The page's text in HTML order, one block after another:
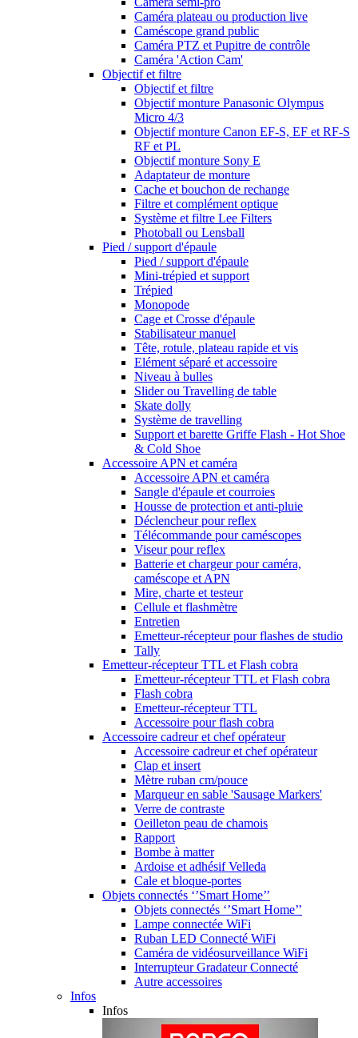
Caméra plateau ou production live
Caméscope grand public
Caméra PTZ et Pupitre de contrôle
Caméra 'Action Cam'
Objectif et filtre
Objectif et filtre
Objectif monture Panasonic Olympus
Micro 4/3
Objectif monture Canon EF-S, EF et RF-S
RF et PL
Objectif monture Sony E
Adaptateur de monture
Cache et bouchon de rechange
Filtre et complément optique
Système et filtre Lee Filters
Photoball ou Lensball
Pied / support d'épaule
Pied / support d'épaule
Mini-trépied et support
Trépied
Monopode
Cage et Crosse d'épaule
Stabilisateur manuel
Tête, rotule, plateau rapide et vis
Elément séparé et accessoire
Niveau à bulles
Slider ou Travelling de table
Skate dolly
Système de travelling
Support et barette Griffe Flash - Hot Shoe
& Cold Shoe
Accessoire APN et caméra
Accessoire APN et caméra
Sangle d'épaule et courroies
Housse de protection et anti-pluie
Déclencheur pour reflex
Télécommande pour caméscopes
Viseur pour reflex
Batterie et chargeur pour caméra,
caméscope et APN
Mire, charte et testeur
Cellule et flashmètre
Entretien
Emetteur-récepteur pour flashes de studio
Tally
Emetteur-récepteur TTL et Flash cobra
Emetteur-récepteur TTL et Flash cobra
Flash cobra
Emetteur-récepteur TTL
Accessoire pour flash cobra
Accessoire cadreur et chef opérateur
Accessoire cadreur et chef opérateur
Clap et insert
Mètre ruban cm/pouce
Marqueur en sable 'Sausage Markers'
Verre de contraste
Oeilleton peau de chamois
Rapport
Bombe à matter
Ardoise et adhésif Velleda
Cale et bloque-portes
Objets connectés ‘’Smart Home’’
Objets connectés ‘’Smart Home’’
Lampe connectée WiFi
Ruban LED Connecté WiFi
Caméra de vidéosurveillance WiFi
Interrupteur Gradateur Connecté
Autre accessoires
Infos
Infos